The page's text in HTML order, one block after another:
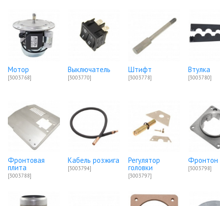
Мотор
[3003768]
Выключатель
[3003770]
Штифт
[3003778]
Втулка
[3003780]
Фронтовая
плита
[3003788]
Кабель розжига
[3003794]
Регулятор
головки
[3003797]
Фронтон
[3003798]